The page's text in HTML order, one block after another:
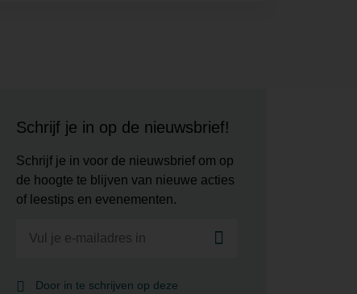
Schrijf je in op de nieuwsbrief!
Schrijf je in voor de nieuwsbrief om op
de hoogte te blijven van nieuwe acties
of leestips en evenementen.
Door in te schrijven op deze